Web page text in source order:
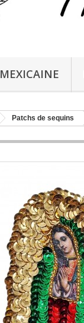
Patchs de sequins